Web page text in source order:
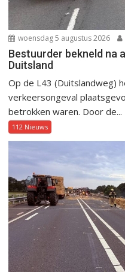
woensdag 5 augustus 2026
Bestuurder bekneld na
Duitsland
Op de L43 (Duitslandweg)
verkeersongeval
betrokken waren. Door de...
112 Nieuws